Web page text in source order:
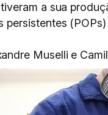
a sua
persistentes
Muselli e